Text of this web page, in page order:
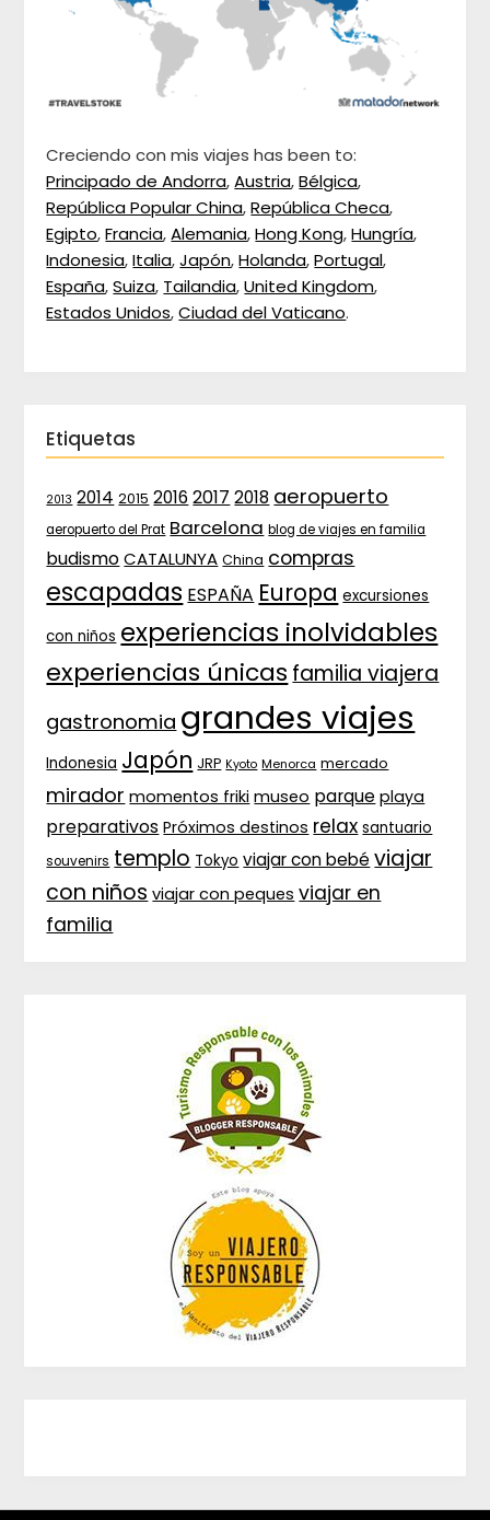
Creciendo con mis viajes has been to:
Principado de Andorra,Austria,Bélgica,
República Popular China,República Checa,
Egipto,Francia,Alemania,Hong Kong,Hungría,
Indonesia,Italia,Japón,Holanda,Portugal,
España,Suiza, Tailandia,United Kingdom,
Estados Unidos,Ciudad del Vaticano.
Etiquetas
2013 2014 2015 2016 2017 2018 aeropuerto
aeropuerto del Prat Barcelona blog de viajes en familia
budismo CATALUNYA China compras
escapadas ESPAÑA Europa excursiones
con niños experiencias inolvidables
experiencias únicas familia viajera
gastronomia grandes viajes
Indonesia Japón JRP Kyoto Menorca mercado
mirador momentos friki museo parque playa
preparativos Próximos destinos relax santuario
souvenirs templo Tokyo viajar con bebé viajar
con niños viajar con peques viajar en
familia